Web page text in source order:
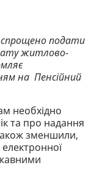
подати
житлово-
на Пенсійний
необхідно
та про надання
також зменшили,